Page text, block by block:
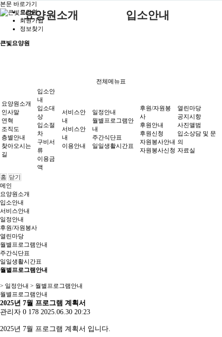
본문 바로가기
로그인
회원가입
정보찾기
큰빛요양원
요양원소개
인사말
찾아오시는길
입소안내
서비스안내
서비스안내
후원안내
전체메뉴표
요양원소개
인사말
연혁
조직도
층별안내
찾아오시는
길
입소안
내
입소대
상
입소절
차
구비서
류
이용금
액
서비스안
내
서비스안
내
이용안내
일정안내
월별프로그램안
내
주간식단표
일일생활시간표
후원/자원봉
사
후원안내
후원신청
자원봉사안내
자원봉사신청
열린마당
공지시항
사진앨범
입소상담 및 문
의
자료실
홈 닫기
메인
요양원소개
입소안내
서비스안내
일정안내
후원/자원봉사
열린마당
월별프로그램안내
주간식단표
일일생활시간표
월별프로그램안내
> 일정안내 > 월별프로그램안내
월별프로그램안내
2025년 7월 프로그램 계획서
관리자 0 178 2025.06.30 20:23
2025년 7월 프로그램 계획서 입니다.